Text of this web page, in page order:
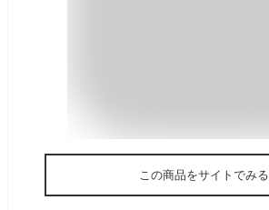
この商品をサイトでみる